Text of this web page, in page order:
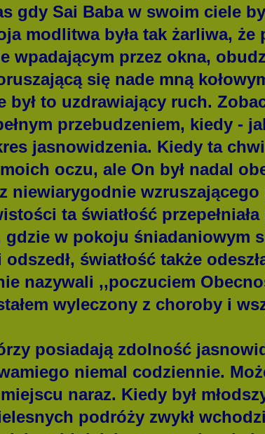
gdy Sai Baba w swoim ciele
modlitwa była tak żarliwa,
wpadającym przez okna,
się nade mną
był to uzdrawiający ruch.
przebudzeniem, kiedy -
jasnowidzenia. Kiedy ta
moich oczu, ale On był nadal
niewiarygodnie
ta światłość
w pokoju śniadaniowym
światłość także
nazywali ,,poczuciem
wyleczony z choroby i
posiadają zdolność
niemal codziennie.
naraz. Kiedy był
podróży zwykł